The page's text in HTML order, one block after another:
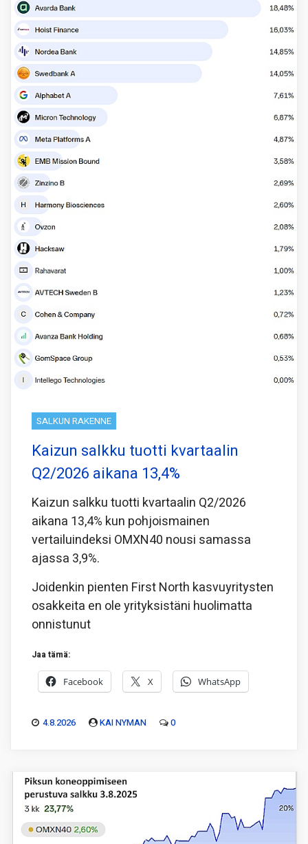
SALKUN RAKENNE
Kaizun salkku tuotti kvartaalin
Q2/2026 aikana 13,4%
Kaizun salkku tuotti kvartaalin Q2/2026
aikana 13,4% kun pohjoismainen
vertailuindeksi OMXN40 nousi samassa
ajassa 3,9%.
Joidenkin pienten First North kasvuyritysten
osakkeita en ole yrityksistäni huolimatta
onnistunut
Jaa tämä:
Facebook X WhatsApp
4.8.2026 KAI NYMAN 0